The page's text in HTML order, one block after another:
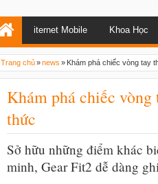
iternet Mobile Khoa Học
Trang chủ»news » Khám phá chiếc vòng tay
Khám phá chiếc
thức
Sở hữu những điểm khác
minh, Gear Fit2 dễ dàng